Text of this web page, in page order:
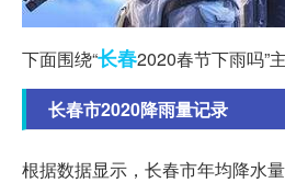
下面围绕“长春2020春节下雨吗”
长春市2020降雨量记录
根据数据显示，长春市年均降水